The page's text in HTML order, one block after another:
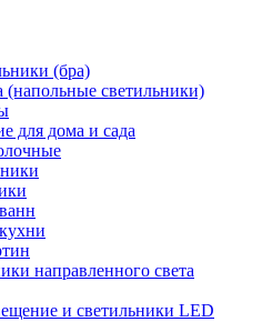
(бра)
светильники)
для дома и сада
направленного света
и светильники LED